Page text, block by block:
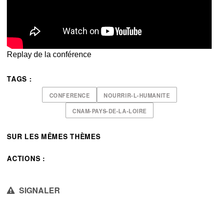
Replay de la conférence
TAGS :
CONFERENCE NOURRIR-L-HUMANITE
CNAM-PAYS-DE-LA-LOIRE
SUR LES MÊMES THÈMES
ACTIONS :
SIGNALER